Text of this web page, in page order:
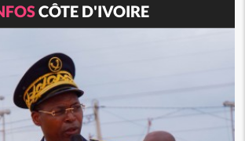
CÔTE D'IVOIRE